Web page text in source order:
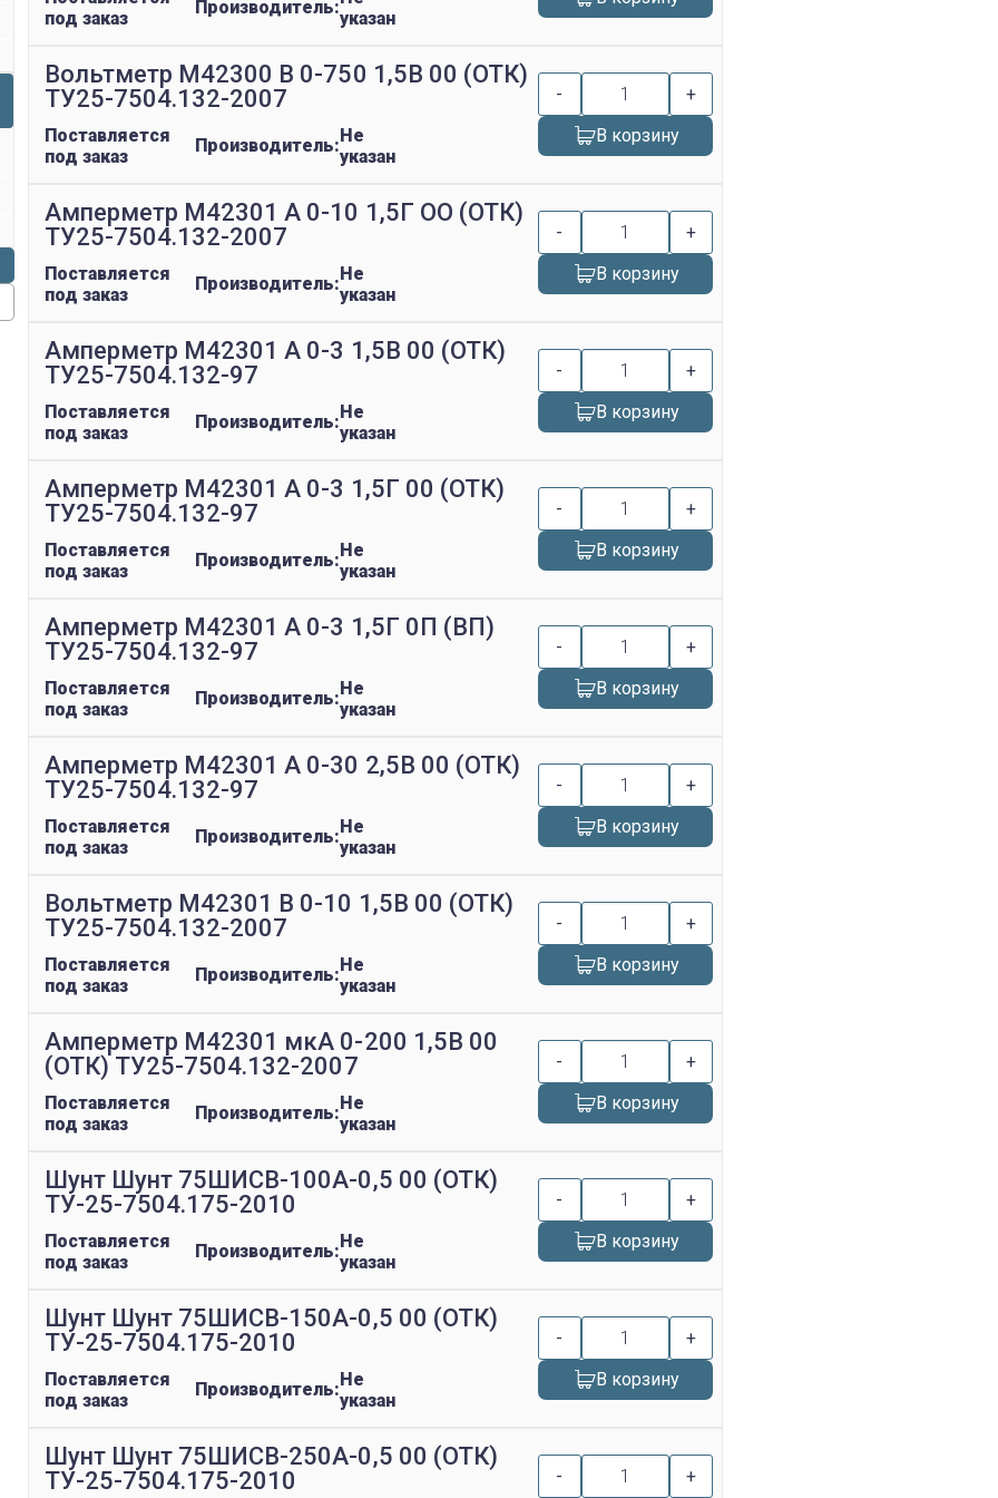
под заказ
Производитель:указан
Вольтметр М42300 В 0-750 1,5В 00 (ОТК)
ТУ25-7504.132-2007
Поставляется
под заказ
Производитель:Не
указан
-
+
В корзину
Амперметр М42301 А 0-10 1,5Г ОО (ОТК)
ТУ25-7504.132-2007
Поставляется
под заказ
Производитель:Не
указан
-
+
В корзину
Амперметр М42301 А 0-3 1,5В 00 (ОТК)
ТУ25-7504.132-97
Поставляется
под заказ
Производитель:Не
указан
-
+
В корзину
Амперметр М42301 А 0-3 1,5Г 00 (ОТК)
ТУ25-7504.132-97
Поставляется
под заказ
Производитель:Не
указан
-
+
В корзину
Амперметр М42301 А 0-3 1,5Г 0П (ВП)
ТУ25-7504.132-97
Поставляется
под заказ
Производитель:Не
указан
-
+
В корзину
Амперметр М42301 А 0-30 2,5В 00 (ОТК)
ТУ25-7504.132-97
Поставляется
под заказ
Производитель:Не
указан
-
+
В корзину
Вольтметр М42301 В 0-10 1,5В 00 (ОТК)
ТУ25-7504.132-2007
Поставляется
под заказ
Производитель:Не
указан
-
+
В корзину
Амперметр М42301 мкА 0-200 1,5В 00
(ОТК) ТУ25-7504.132-2007
Поставляется
под заказ
Производитель:Не
указан
-
+
В корзину
Шунт Шунт 75ШИСВ-100А-0,5 00 (ОТК)
ТУ-25-7504.175-2010
Поставляется
под заказ
Производитель:Не
указан
-
+
В корзину
Шунт Шунт 75ШИСВ-150А-0,5 00 (ОТК)
ТУ-25-7504.175-2010
Поставляется
под заказ
Производитель:Не
указан
-
+
В корзину
Шунт Шунт 75ШИСВ-250А-0,5 00 (ОТК)
ТУ-25-7504.175-2010
- +